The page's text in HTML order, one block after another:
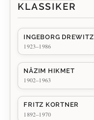
KLASSIKER
INGEBORG DREWITZ
1923–1986
NÂZIM HIKMET
1902–1963
FRITZ KORTNER
1892–1970